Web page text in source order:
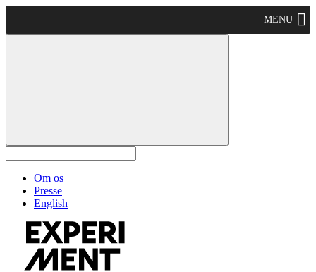
MENU
Om os
Presse
English